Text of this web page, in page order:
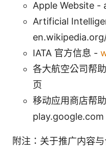
Apple Website -
Artificial
IATA 官方信息 -
各大航空公司帮
页
移动应用商店帮
play.google.com
附注：关于推广内容